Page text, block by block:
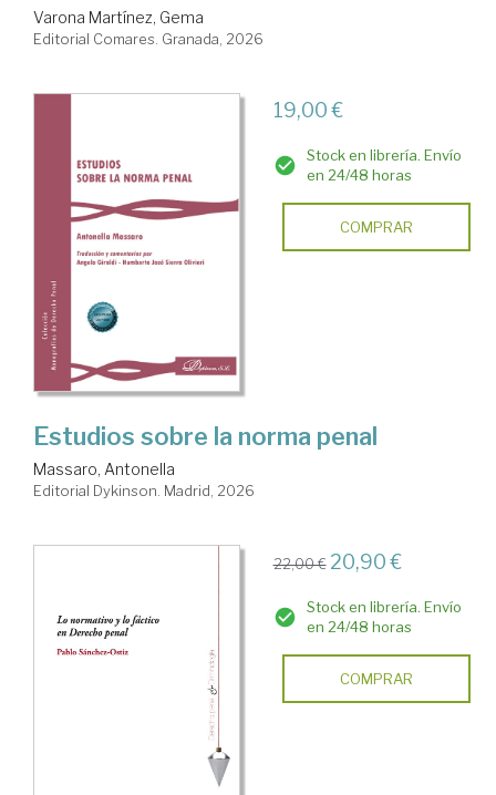
Varona Martínez, Gema
Editorial Comares. Granada, 2026
19,00 €
Stock en librería. Envío
en 24/48 horas
COMPRAR
Estudios sobre la norma penal
Massaro, Antonella
Editorial Dykinson. Madrid, 2026
22,00 € 20,90 €
Stock en librería. Envío
en 24/48 horas
COMPRAR